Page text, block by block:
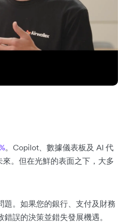
。Copilot、數據儀表板及 AI 代
。但在光鮮的表面之下，大多
。如果您的銀行、支付及財務
誤的決策並錯失發展機遇。